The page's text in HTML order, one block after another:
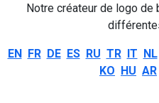
Notre créateur de logo
EN FR DE ES RU TR IT NL
KO HU AR